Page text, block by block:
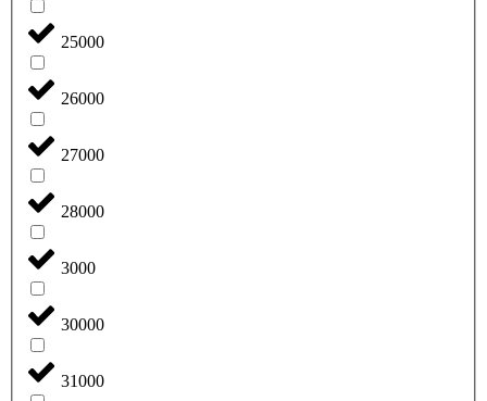
25000
26000
27000
28000
3000
30000
31000